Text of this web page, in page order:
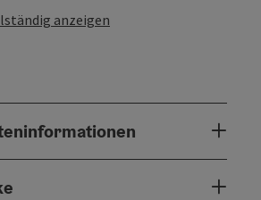
anzeigen